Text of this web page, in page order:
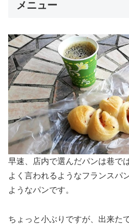
メニュー
早速、店内で選んだパンは巷で
よく言われるようなフランスパ
ようなパンです。
ちょっと小ぶりですが、出来た